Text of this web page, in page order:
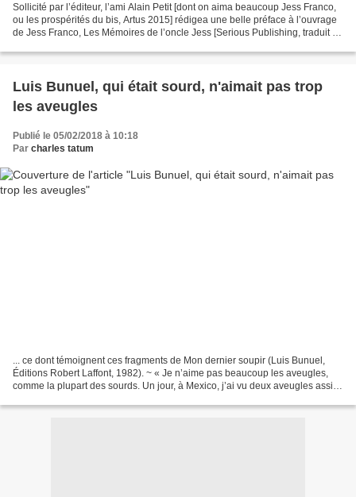
Sollicité par l’éditeur, l’ami Alain Petit [dont on aima beaucoup Jess Franco,
ou les prospérités du bis, Artus 2015] rédigea une belle préface à l’ouvrage
de Jess Franco, Les Mémoires de l’oncle Jess [Serious Publishing, traduit de
Luis Bunuel, qui était sourd, n'aimait pas trop
les aveugles
Publié le 05/02/2018 à 10:18
Par charles tatum
... ce dont témoignent ces fragments de Mon dernier soupir (Luis Bunuel,
Éditions Robert Laffont, 1982). ~ « Je n’aime pas beaucoup les aveugles,
comme la plupart des sourds. Un jour, à Mexico, j’ai vu deux aveugles assis